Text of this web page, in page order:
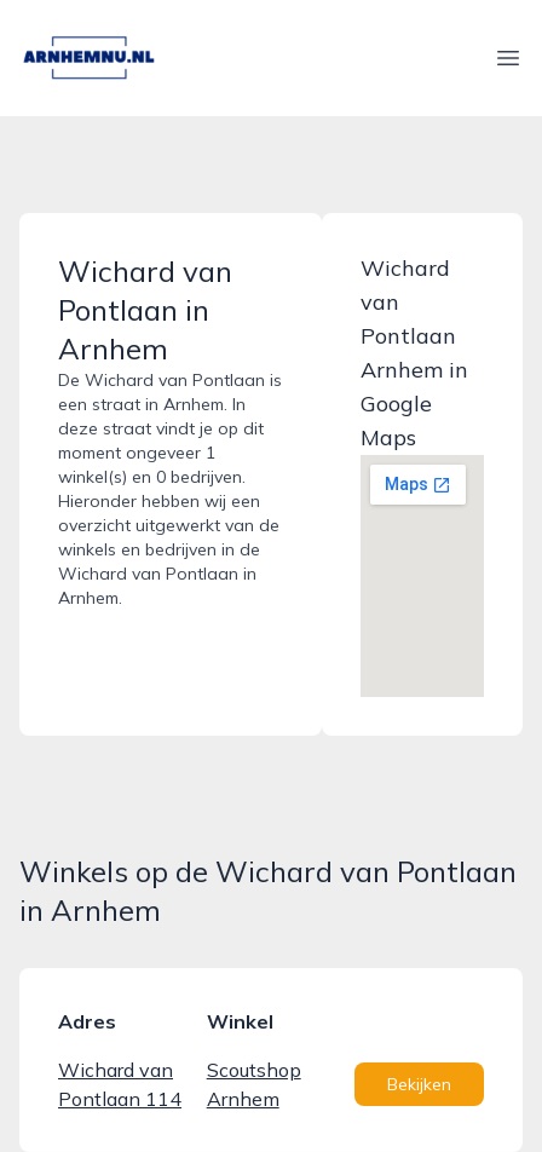
arnhemnu.nl
Wichard van
Pontlaan in
Arnhem
De Wichard van Pontlaan is
een straat in Arnhem. In
deze straat vindt je op dit
moment ongeveer 1
winkel(s) en 0 bedrijven.
Hieronder hebben wij een
overzicht uitgewerkt van de
winkels en bedrijven in de
Wichard van Pontlaan in
Arnhem.
Wichard
van
Pontlaan
Arnhem in
Google
Maps
Winkels op de Wichard van Pontlaan
in Arnhem
Adres
Winkel
Wichard van
Pontlaan 114
Scoutshop
Arnhem
Bekijken